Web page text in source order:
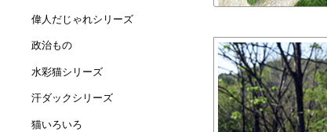
偉人だじゃれシリーズ
政治もの
水彩猫シリーズ
汗ダックシリーズ
猫いろいろ